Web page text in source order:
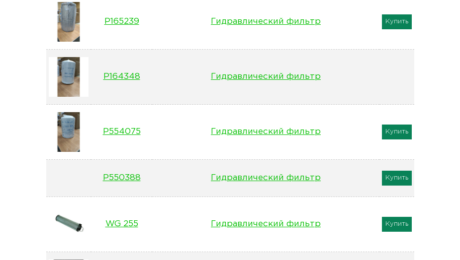
P165239 Гидравлический фильтр Купить
P164348 Гидравлический фильтр
P554075 Гидравлический фильтр Купить
P550388 Гидравлический фильтр Купить
WG 255 Гидравлический фильтр Купить